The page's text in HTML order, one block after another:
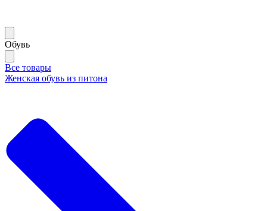
Обувь
Все товары
Женская обувь из питона